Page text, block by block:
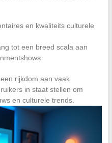
en kwaliteits culturele
tot een breed scala aan
rijkdom aan vaak
in staat stellen om
en culturele trends.